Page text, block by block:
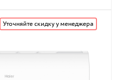
Уточняйте скидку у менеджера